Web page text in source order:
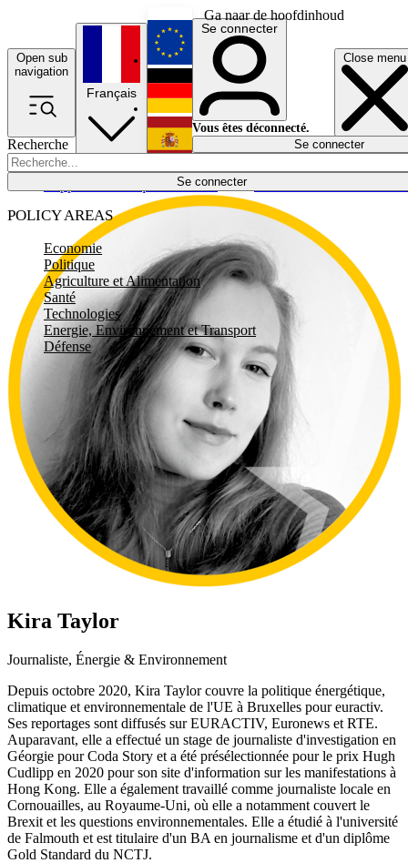
Ga naar de hoofdinhoud
Open sub
navigation
Close menu
Recherche
Se connecter
POLICY AREAS
Economie
Politique
Agriculture et Alimentation
Santé
Technologies
Energie, Environnement et Transport
Défense
Économie
Français
English
Deutsch
Español
Se connecter
Vous êtes déconnecté.
Se connecter
Kira Taylor
Journaliste, Énergie & Environnement
Depuis octobre 2020, Kira Taylor couvre la politique énergétique,
climatique et environnementale de l'UE à Bruxelles pour euractiv.
Ses reportages sont diffusés sur EURACTIV, Euronews et RTE.
Auparavant, elle a effectué un stage de journaliste d'investigation en
Géorgie pour Coda Story et a été présélectionnée pour le prix Hugh
Cudlipp en 2020 pour son site d'information sur les manifestations à
Hong Kong. Elle a également travaillé comme journaliste locale en
Cornouailles, au Royaume-Uni, où elle a notamment couvert le
Brexit et les questions environnementales. Elle a étudié à l'université
de Falmouth et est titulaire d'un BA en journalisme et d'un diplôme
Gold Standard du NCTJ.